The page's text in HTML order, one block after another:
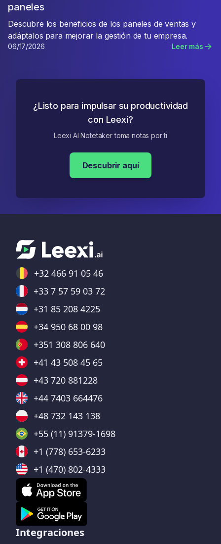
paneles
Descubre los beneficios de los paneles de ventas y
adáptalos para mejorar la gestión de tu empresa.
06/17/2026 Leer más
¿Listo para impulsar su productividad
con Leexi?
Leexi AI Notetaker toma notas por ti
Descubrir aquí
+32 466 91 05 46
+33 7 57 59 03 72
+31 85 208 4225
+34 950 68 00 98
+351 308 806 640
+41 43 508 45 65
+43 720 881228
+44 7403 664476
+48 732 143 138
+55 (11) 91379-1698
+1 (778) 653-6233
+1 (470) 802-4333
Integraciones